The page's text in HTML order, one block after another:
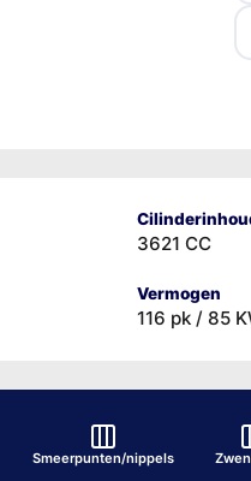
3621 CC
Vermogen
116 pk / 85
Smeerpunten/nippels